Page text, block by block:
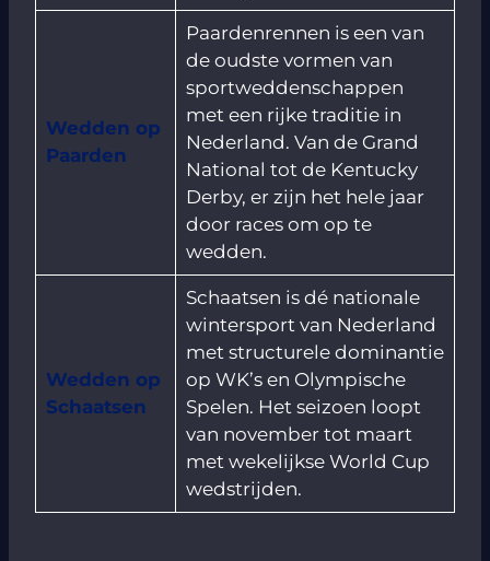
Wedden op
Paarden
Paardenrennen is een van
de oudste vormen van
sportweddenschappen
met een rijke traditie in
Nederland. Van de Grand
National tot de Kentucky
Derby, er zijn het hele jaar
door races om op te
wedden.
Wedden op
Schaatsen
Schaatsen is dé nationale
wintersport van Nederland
met structurele dominantie
op WK’s en Olympische
Spelen. Het seizoen loopt
van november tot maart
met wekelijkse World Cup
wedstrijden.